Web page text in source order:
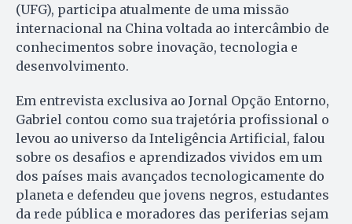
(UFG), participa atualmente de uma missão
internacional na China voltada ao intercâmbio de
conhecimentos sobre inovação, tecnologia e
desenvolvimento.
Em entrevista exclusiva ao Jornal Opção Entorno,
Gabriel contou como sua trajetória profissional o
levou ao universo da Inteligência Artificial, falou
sobre os desafios e aprendizados vividos em um
dos países mais avançados tecnologicamente do
planeta e defendeu que jovens negros, estudantes
da rede pública e moradores das periferias sejam